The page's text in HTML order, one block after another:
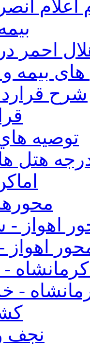
اعلام
احمر
بیمه
شرح
توصيه
هتل
اهواز
اهواز
-
نجف